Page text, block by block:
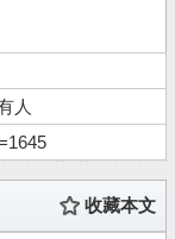
人
收藏本文